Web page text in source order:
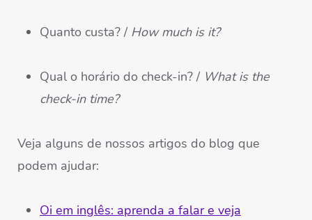
Quanto custa? / How much is it?
Qual o horário do check-in? / What is the
check-in time?
Veja alguns de nossos artigos do blog que
podem ajudar:
Oi em inglês: aprenda a falar e veja